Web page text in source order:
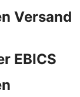
Versand
EBICS